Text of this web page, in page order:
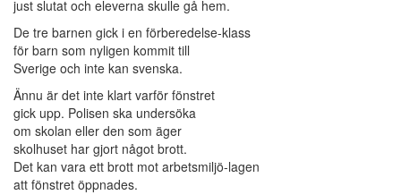
just slutat och eleverna skulle gå hem.
De tre barnen gick i en förberedelse-klass
för barn som nyligen kommit till
Sverige och inte kan svenska.
Ännu är det inte klart varför fönstret
gick upp. Polisen ska undersöka
om skolan eller den som äger
skolhuset har gjort något brott.
Det kan vara ett brott mot arbetsmiljö-lagen
att fönstret öppnades.